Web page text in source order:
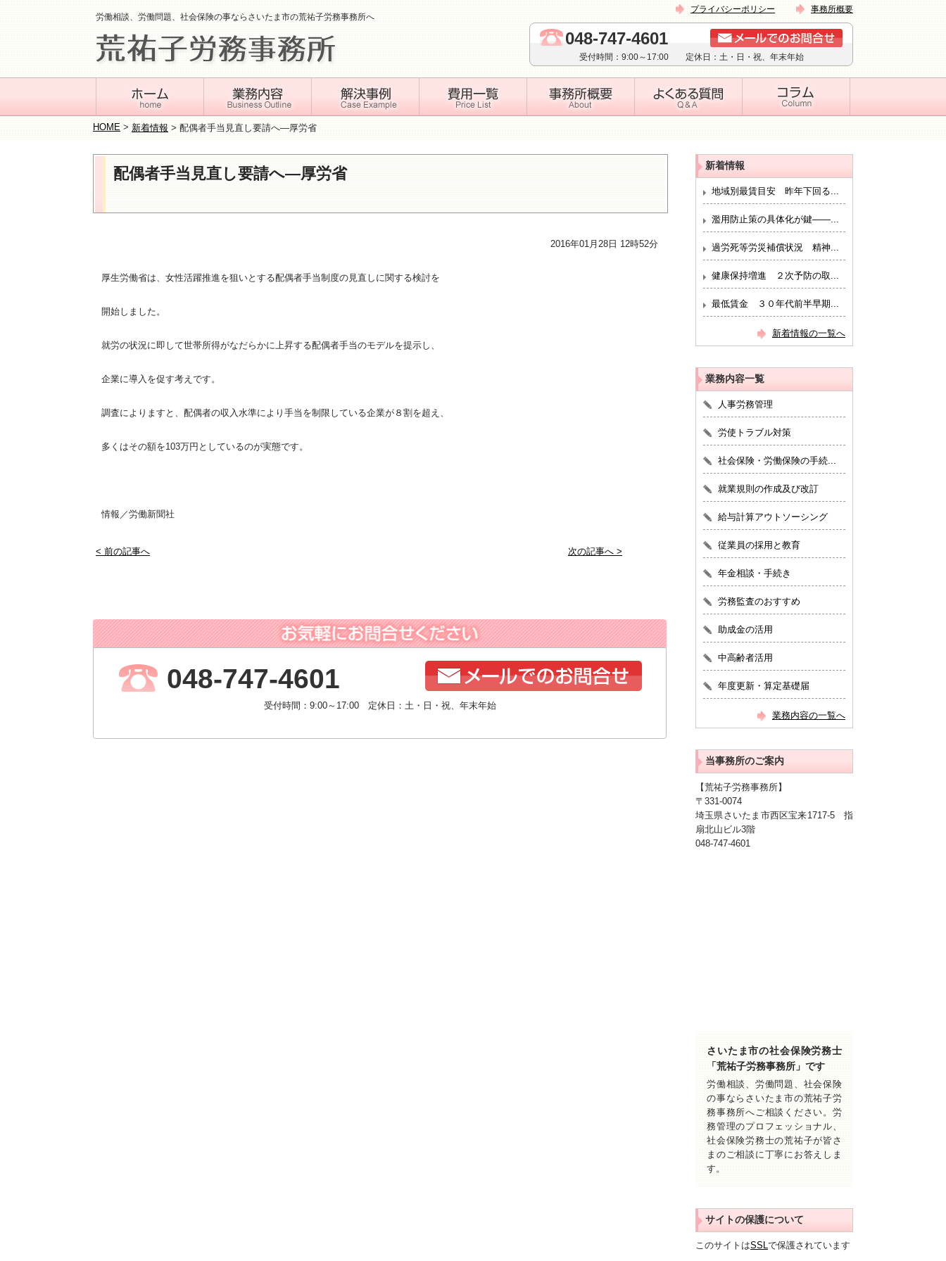
労働相談、労働問題、社会保険の事ならさいたま市の荒祐子労務事務所へ
事務所概要
プライバシーポリシー
048-747-4601
受付時間：9:00～17:00 定休日：土・日・祝、年末年始
HOME > 新着情報 > 配偶者手当見直し要請へ―厚労省
配偶者手当見直し要請へ―厚労省
2016年01月28日 12時52分
厚生労働省は、女性活躍推進を狙いとする配偶者手当制度の見直しに関する検討を
開始しました。
就労の状況に即して世帯所得がなだらかに上昇する配偶者手当のモデルを提示し、
企業に導入を促す考えです。
調査によりますと、配偶者の収入水準により手当を制限している企業が８割を超え、
多くはその額を103万円としているのが実態です。
情報／労働新聞社
< 前の記事へ 次の記事へ >
048-747-4601
受付時間：9:00～17:00 定休日：土・日・祝、年末年始
新着情報
地域別最賃目安 昨年下回る...
濫用防止策の具体化が鍵――...
過労死等労災補償状況 精神...
健康保持増進 ２次予防の取...
最低賃金 ３０年代前半早期...
新着情報の一覧へ
業務内容一覧
人事労務管理
労使トラブル対策
社会保険・労働保険の手続...
就業規則の作成及び改訂
給与計算アウトソーシング
従業員の採用と教育
年金相談・手続き
労務監査のおすすめ
助成金の活用
中高齢者活用
年度更新・算定基礎届
業務内容の一覧へ
当事務所のご案内
【荒祐子労務事務所】
〒331-0074
埼玉県さいたま市西区宝来1717-5 指
扇北山ビル3階
048-747-4601
さいたま市の社会保険労務士
「荒祐子労務事務所」です
労働相談、労働問題、社会保険
の事ならさいたま市の荒祐子労
務事務所へご相談ください。労
務管理のプロフェッショナル、
社会保険労務士の荒祐子が皆さ
まのご相談に丁寧にお答えしま
す。
サイトの保護について
このサイトはSSLで保護されています